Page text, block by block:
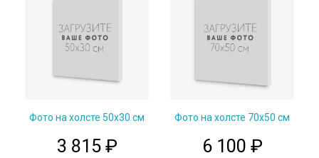
Фото на холсте 50х30 см
3 815 ₽
Фото на холсте 70х50 см
6 100 ₽